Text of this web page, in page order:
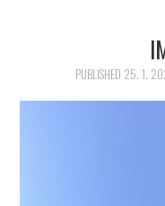
ALPINIZEM
PUBLISHED 25. 1.